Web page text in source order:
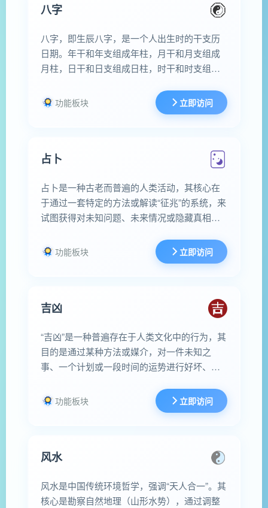
八字
八字，即生辰八字，是一个人出生时的干支历
日期。年干和年支组成年柱，月干和月支组成
月柱，日干和日支组成日柱，时干和时支组成
故又称四柱八字。是命理研究方法之中最正统
的一种。并在此基础上，结合古籍测算出结合
以趋吉避凶。至于返回的幸运颜色、数字，食
功能板块 立即访问
占卜
占卜是一种古老而普遍的人类活动，其核心在
于通过一套特定的方法或解读“征兆”的系统，来
试图获得对未知问题、未来情况或隐藏真相的
宙中的事件并非完全随机，而是相互关联的，
并且可以通过某种符号语言（如星象、牌面、
功能板块 立即访问
吉凶
“吉凶”是一种普遍存在于人类文化中的行为，其
目的是通过某种方法或媒介，对一件未知之
事、一个计划或一段时间的运势进行好坏、利
功能板块 立即访问
风水
风水是中国传统环境哲学，强调“天人合一”。其
核心是勘察自然地理（山形水势），通过调整